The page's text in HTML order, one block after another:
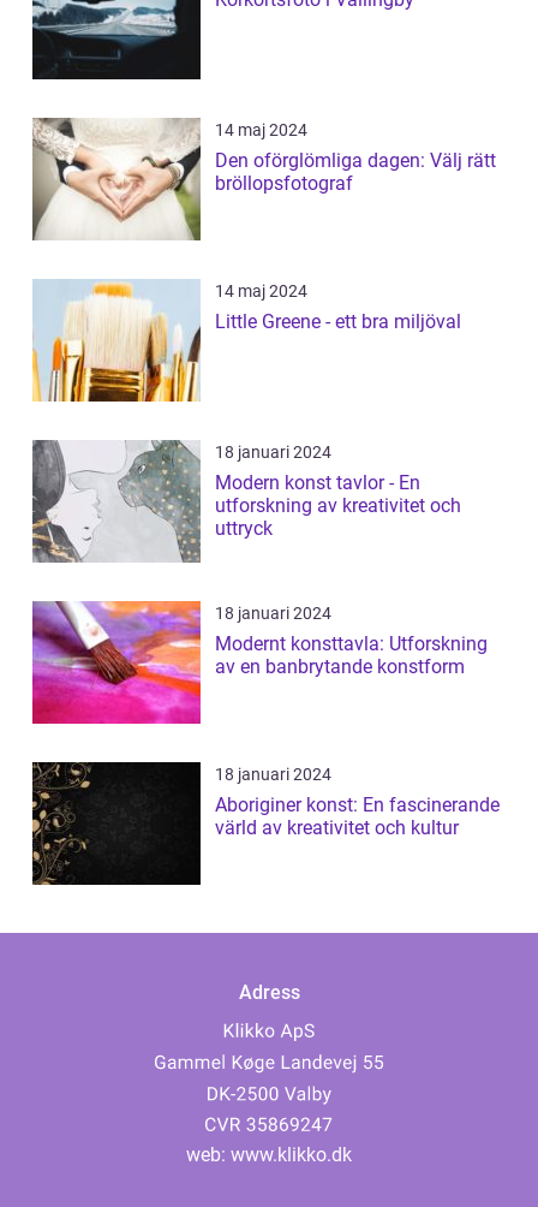
14 maj 2024
Den oförglömliga dagen: Välj rätt
bröllopsfotograf
14 maj 2024
Little Greene - ett bra miljöval
18 januari 2024
Modern konst tavlor - En
utforskning av kreativitet och
uttryck
18 januari 2024
Modernt konsttavla: Utforskning
av en banbrytande konstform
18 januari 2024
Aboriginer konst: En fascinerande
värld av kreativitet och kultur
Adress
web: www.klikko.dk